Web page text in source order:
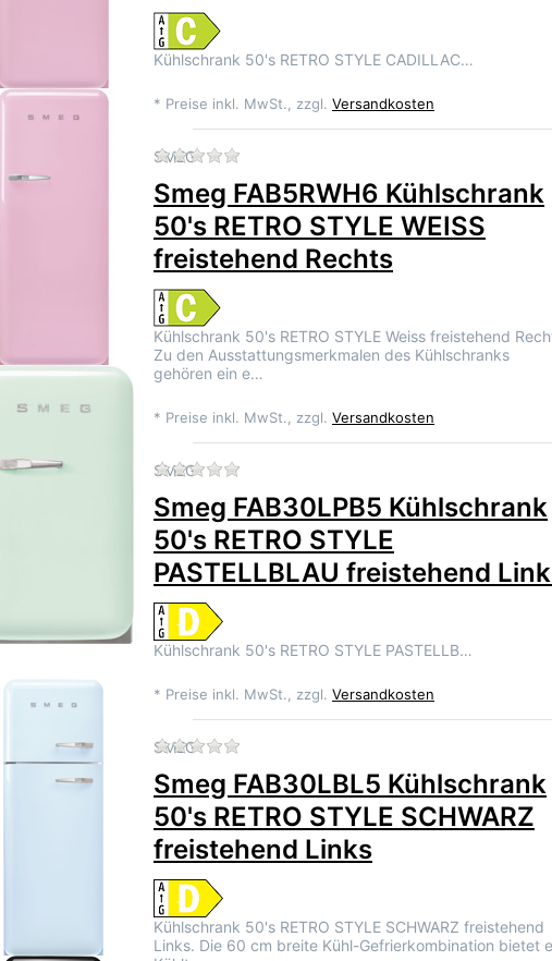
Kühlschrank 50's RETRO STYLE CADILLAC…
* Preise inkl. MwSt., zzgl. Versandkosten
SMEG Zu diesem Produkt liegen noch keine
Smeg FAB5RWH6 Kühlschrank
50's RETRO STYLE WEISS
freistehend Rechts
Kühlschrank 50's RETRO STYLE Weiss freistehend
Zu den Ausstattungsmerkmalen des Kühlschranks
gehören ein e…
* Preise inkl. MwSt., zzgl. Versandkosten
SMEG Zu diesem Produkt liegen noch keine
Smeg FAB30LPB5 Kühlschrank
50's RETRO STYLE
PASTELLBLAU freistehend
Kühlschrank 50's RETRO STYLE PASTELLB…
* Preise inkl. MwSt., zzgl. Versandkosten
SMEG Zu diesem Produkt liegen noch keine
Smeg FAB30LBL5 Kühlschrank
50's RETRO STYLE SCHWARZ
freistehend Links
Kühlschrank 50's RETRO STYLE SCHWARZ freistehend
Links. Die 60 cm breite Kühl-Gefrierkombination bietet